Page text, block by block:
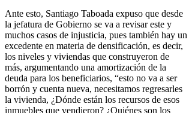
Ante esto, Santiago Taboada expuso que desde
la jefatura de Gobierno se va a revisar este y
muchos casos de injusticia, pues también hay un
excedente en materia de densificación, es decir,
los niveles y viviendas que construyeron de
más, argumentando una amortización de la
deuda para los beneficiarios, “esto no va a ser
borrón y cuenta nueva, necesitamos regresarles
la vivienda, ¿Dónde están los recursos de esos
inmuebles que vendieron? ¿Quiénes son los